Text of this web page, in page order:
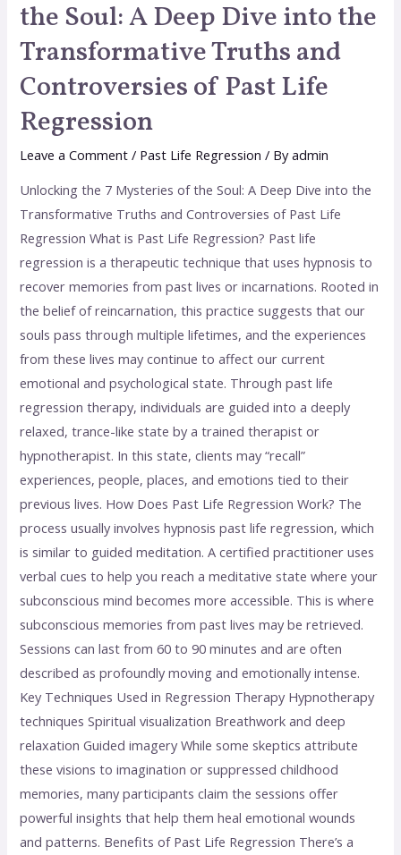
the Soul: A Deep Dive into the
Transformative Truths and
Controversies of Past Life
Regression
Leave a Comment / Past Life Regression / Byadmin
Unlocking the 7 Mysteries of the Soul: A Deep Dive into the
Transformative Truths and Controversies of Past Life
Regression What is Past Life Regression? Past life
regression is a therapeutic technique that uses hypnosis to
recover memories from past lives or incarnations. Rooted in
the belief of reincarnation, this practice suggests that our
souls pass through multiple lifetimes, and the experiences
from these lives may continue to affect our current
emotional and psychological state. Through past life
regression therapy, individuals are guided into a deeply
relaxed, trance-like state by a trained therapist or
hypnotherapist. In this state, clients may “recall”
experiences, people, places, and emotions tied to their
previous lives. How Does Past Life Regression Work? The
process usually involves hypnosis past life regression, which
is similar to guided meditation. A certified practitioner uses
verbal cues to help you reach a meditative state where your
subconscious mind becomes more accessible. This is where
subconscious memories from past lives may be retrieved.
Sessions can last from 60 to 90 minutes and are often
described as profoundly moving and emotionally intense.
Key Techniques Used in Regression Therapy Hypnotherapy
techniques Spiritual visualization Breathwork and deep
relaxation Guided imagery While some skeptics attribute
these visions to imagination or suppressed childhood
memories, many participants claim the sessions offer
powerful insights that help them heal emotional wounds
and patterns. Benefits of Past Life Regression There’s a